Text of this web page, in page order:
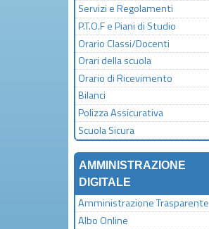
Servizi e Regolamenti
P.T.O.F e Piani di Studio
Orario Classi/Docenti
Orari della scuola
Orario di Ricevimento
Bilanci
Polizza Assicurativa
Scuola Sicura
AMMINISTRAZIONE
DIGITALE
Amministrazione Trasparente
Albo Online